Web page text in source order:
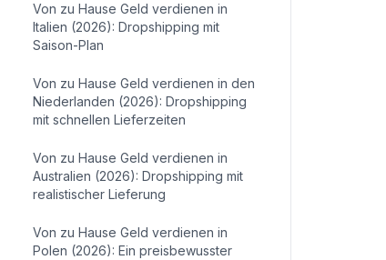
Von zu Hause Geld verdienen in
Italien (2026): Dropshipping mit
Saison-Plan
Von zu Hause Geld verdienen in den
Niederlanden (2026): Dropshipping
mit schnellen Lieferzeiten
Von zu Hause Geld verdienen in
Australien (2026): Dropshipping mit
realistischer Lieferung
Von zu Hause Geld verdienen in
Polen (2026): Ein preisbewusster